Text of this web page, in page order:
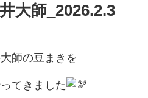
大師_2026.2.3
師の豆まきを
てきました